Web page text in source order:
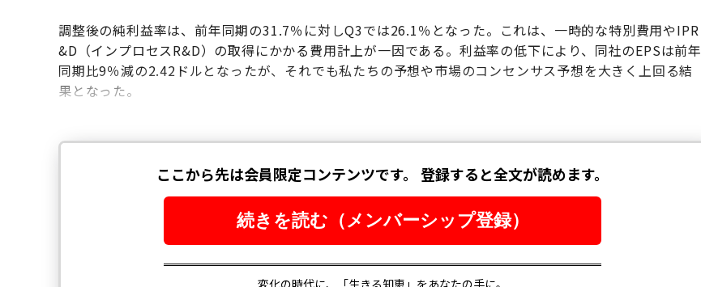
調整後の純利益率は、前年同期の31.7％に対しQ3では26.1％となった。これは、一時的な特別費用やIPR
&D（インプロセスR&D）の取得にかかる費用計上が一因である。利益率の低下により、同社のEPSは前年
同期比9％減の2.42ドルとなったが、それでも私たちの予想や市場のコンセンサス予想を大きく上回る結
果となった。